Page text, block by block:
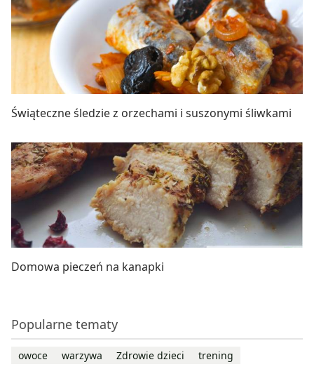
Świąteczne śledzie z orzechami i suszonymi śliwkami
Domowa pieczeń na kanapki
Popularne tematy
owoce warzywa Zdrowie dzieci trening